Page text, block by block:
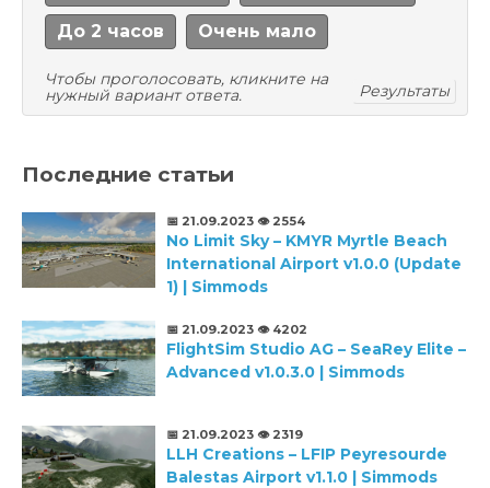
До 2 часов Очень мало
Чтобы проголосовать, кликните на
нужный вариант ответа.
Результаты
Последние статьи
📅 21.09.2023 👁️ 2554
No Limit Sky – KMYR Myrtle Beach
International Airport v1.0.0 (Update
1) | Simmods
📅 21.09.2023 👁️ 4202
FlightSim Studio AG – SeaRey Elite –
Advanced v1.0.3.0 | Simmods
📅 21.09.2023 👁️ 2319
LLH Creations – LFIP Peyresourde
Balestas Airport v1.1.0 | Simmods